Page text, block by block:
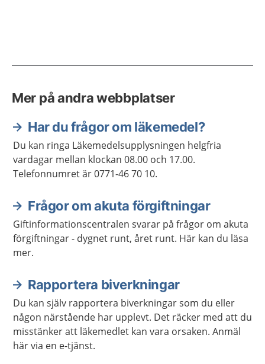
Mer på andra webbplatser
Har du frågor om läkemedel?
Du kan ringa Läkemedelsupplysningen helgfria
vardagar mellan klockan 08.00 och 17.00.
Telefonnumret är 0771-46 70 10.
Frågor om akuta förgiftningar
Giftinformationscentralen svarar på frågor om akuta
förgiftningar - dygnet runt, året runt. Här kan du läsa
mer.
Rapportera biverkningar
Du kan själv rapportera biverkningar som du eller
någon närstående har upplevt. Det räcker med att du
misstänker att läkemedlet kan vara orsaken. Anmäl
här via en e-tjänst.